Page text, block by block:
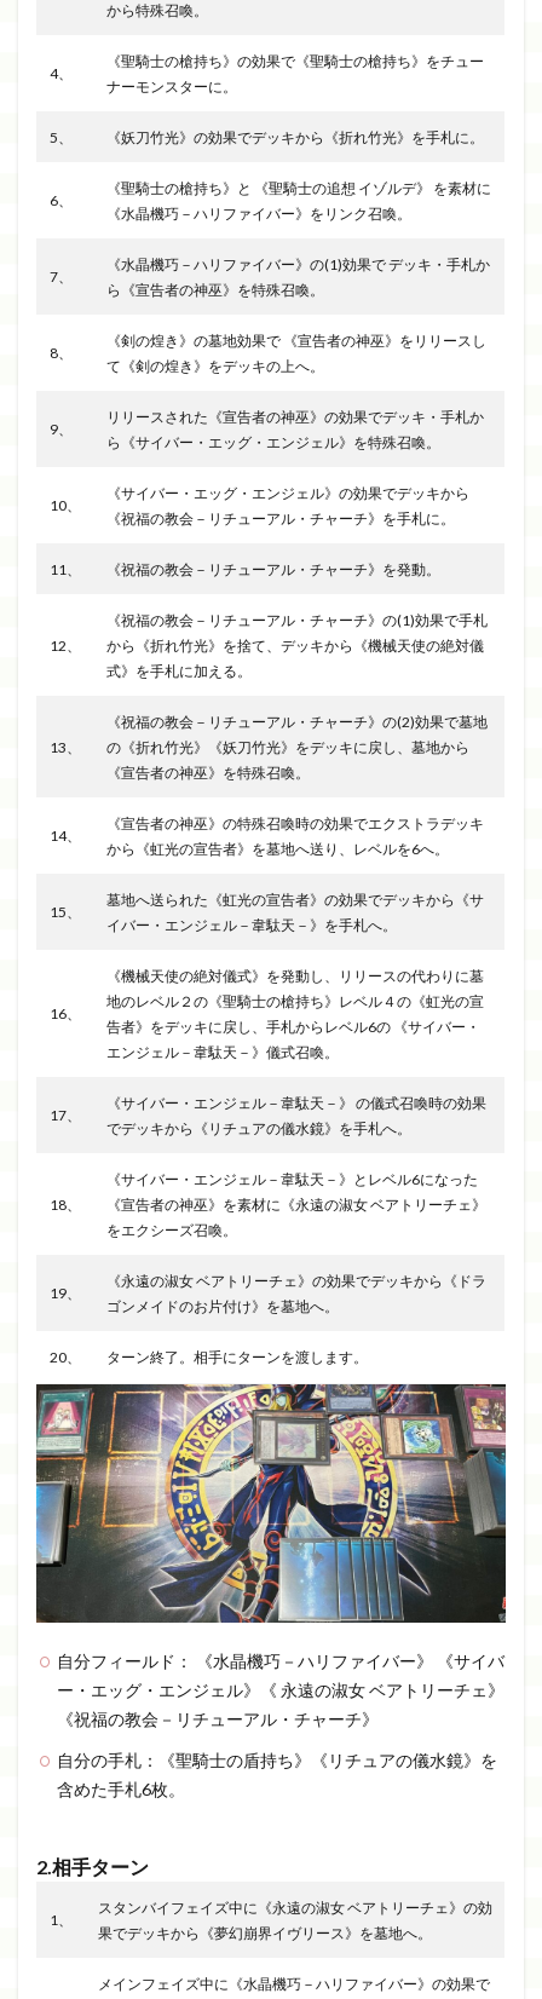
から特殊召喚。
4、
《聖騎士の槍持ち》の効果で《聖騎士の槍持ち》をチュー
ナーモンスターに。
5、 《妖刀竹光》の効果でデッキから《折れ竹光》を手札に。
6、
《聖騎士の槍持ち》と 《聖騎士の追想 イゾルデ》 を素材に
《水晶機巧－ハリファイバー》をリンク召喚。
7、
《水晶機巧－ハリファイバー》の(1)効果で デッキ・手札か
ら《宣告者の神巫》を特殊召喚。
8、
《剣の煌き》の墓地効果で 《宣告者の神巫》をリリースし
て《剣の煌き》をデッキの上へ。
9、
リリースされた《宣告者の神巫》の効果でデッキ・手札か
ら《サイバー・エッグ・エンジェル》を特殊召喚。
10、
《サイバー・エッグ・エンジェル》の効果でデッキから
《祝福の教会－リチューアル・チャーチ》を手札に。
11、 《祝福の教会－リチューアル・チャーチ》を発動。
12、
《祝福の教会－リチューアル・チャーチ》の(1)効果で手札
から《折れ竹光》を捨て、デッキから《機械天使の絶対儀
式》を手札に加える。
13、
《祝福の教会－リチューアル・チャーチ》の(2)効果で墓地
の《折れ竹光》《妖刀竹光》をデッキに戻し、墓地から
《宣告者の神巫》を特殊召喚。
14、
《宣告者の神巫》の特殊召喚時の効果でエクストラデッキ
から《虹光の宣告者》を墓地へ送り、レベルを6へ。
15、
墓地へ送られた《虹光の宣告者》の効果でデッキから《サ
イバー・エンジェル－韋駄天－》を手札へ。
16、
《機械天使の絶対儀式》を発動し、リリースの代わりに墓
地のレベル２の《聖騎士の槍持ち》レベル４の《虹光の宣
告者》をデッキに戻し、手札からレベル6の 《サイバー・
エンジェル－韋駄天－》儀式召喚。
17、
《サイバー・エンジェル－韋駄天－》 の儀式召喚時の効果
でデッキから《リチュアの儀水鏡》を手札へ。
18、
《サイバー・エンジェル－韋駄天－》とレベル6になった
《宣告者の神巫》を素材に《永遠の淑女 ベアトリーチェ》
をエクシーズ召喚。
19、
《永遠の淑女 ベアトリーチェ》の効果でデッキから《ドラ
ゴンメイドのお片付け》を墓地へ。
20、 ターン終了。相手にターンを渡します。
自分フィールド： 《水晶機巧－ハリファイバー》 《サイバ
ー・エッグ・エンジェル》《 永遠の淑女 ベアトリーチェ》
《祝福の教会－リチューアル・チャーチ》
自分の手札：《聖騎士の盾持ち》《リチュアの儀水鏡》を
含めた手札6枚。
2.相手ターン
1、
スタンバイフェイズ中に《永遠の淑女 ベアトリーチェ》の効
果でデッキから《夢幻崩界イヴリース》を墓地へ。
メインフェイズ中に《水晶機巧－ハリファイバー》の効果で